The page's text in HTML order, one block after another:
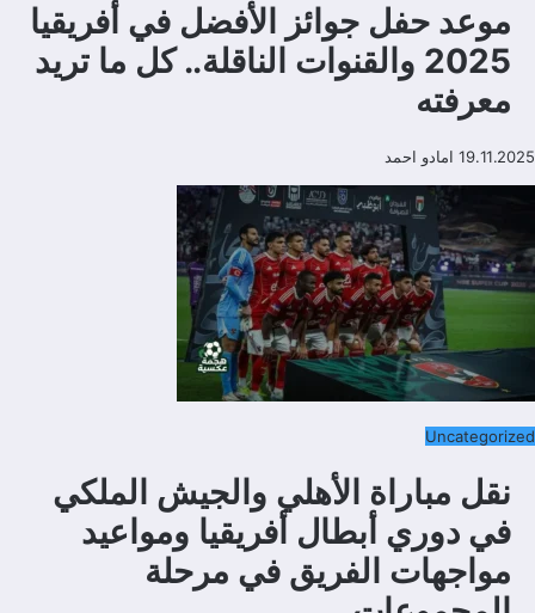
موعد حفل جوائز الأفضل في أفريقيا
2025 والقنوات الناقلة.. كل ما تريد
معرفته
19.11.2025 امادو احمد
Uncategorized
نقل مباراة الأهلي والجيش الملكي
في دوري أبطال أفريقيا ومواعيد
مواجهات الفريق في مرحلة